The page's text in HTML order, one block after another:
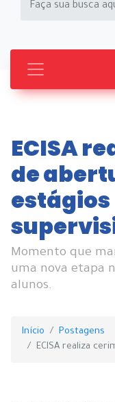
ECISA
de
estágios
Momento que
uma nova etapa
alunos.
Início
Postagens
ECISA realiza